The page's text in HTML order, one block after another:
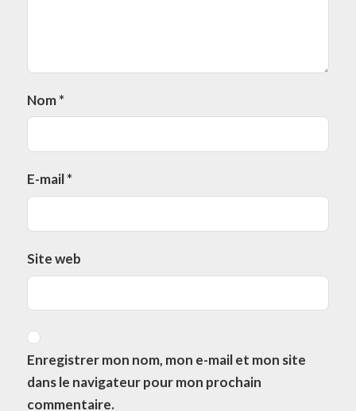
Nom*
E-mail*
Site web
Enregistrer mon nom, mon e-mail et mon site
dans le navigateur pour mon prochain
commentaire.